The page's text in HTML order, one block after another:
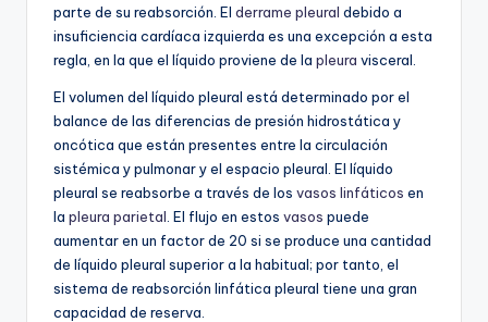
parte de su reabsorción. El derrame pleural debido a
insuficiencia cardíaca izquierda es una excepción a esta
regla, en la que el líquido proviene de la pleura visceral.
El volumen del líquido pleural está determinado por el
balance de las diferencias de presión hidrostática y
oncótica que están presentes entre la circulación
sistémica y pulmonar y el espacio pleural . El líquido
pleural se reabsorbe a través de los vasos linfáticos en
la pleura parietal . El flujo en estos vasos puede
aumentar en un factor de 20 si se produce una cantidad
de líquido pleural superior a la habitual; por tanto, el
sistema de reabsorción linfática pleural tiene una gran
capacidad de reserva.